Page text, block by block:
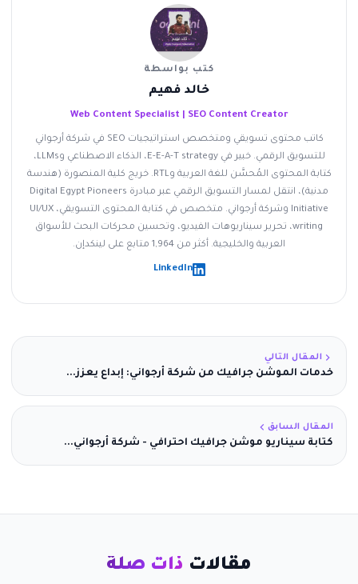
كتب بواسطة
خالد فهيم
Web Content Specialist | SEO Content Creator
كاتب محتوى تسويقي ومتخصص استراتيجيات SEO في شركة أرجواني
للتسويق الرقمي. خبير في E-E-A-T strategy، الذكاء الاصطناعي وLLMs،
كتابة المحتوى المُحسَّن للغة العربية وRTL. خريج كلية المنصورة (هندسة
مدنية)، انتقل لمسار التسويق الرقمي عبر مبادرة Digital Egypt Pioneers
Initiative وشركة أرجواني. متخصص في كتابة المحتوى التسويقي، UI/UX
writing، تحرير سيناريوهات الفيديو، وتحسين محركات البحث للأسواق
العربية والخليجية. أكثر من 1,964 متابع على لينكدإن.
LinkedIn
المقال التالي
خدمات الموشن جرافيك من شركة أرجواني: إبداع يعزز...
المقال السابق
كتابة سيناريو موشن جرافيك احترافي - شركة أرجواني...
مقالات ذات صلة